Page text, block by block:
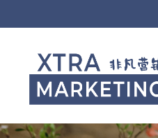
to
content